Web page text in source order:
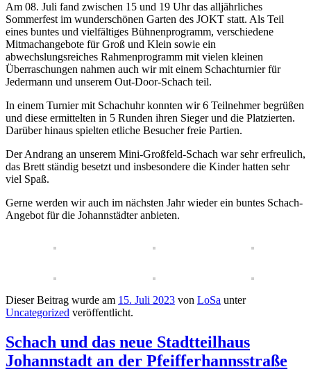
Am 08. Juli fand zwischen 15 und 19 Uhr das alljährliches
Sommerfest im wunderschönen Garten des JOKT statt. Als Teil
eines buntes und vielfältiges Bühnenprogramm, verschiedene
Mitmachangebote für Groß und Klein sowie ein
abwechslungsreiches Rahmenprogramm mit vielen kleinen
Überraschungen nahmen auch wir mit einem Schachturnier für
Jedermann und unserem Out-Door-Schach teil.
In einem Turnier mit Schachuhr konnten wir 6 Teilnehmer begrüßen
und diese ermittelten in 5 Runden ihren Sieger und die Platzierten.
Darüber hinaus spielten etliche Besucher freie Partien.
Der Andrang an unserem Mini-Großfeld-Schach war sehr erfreulich,
das Brett ständig besetzt und insbesondere die Kinder hatten sehr
viel Spaß.
Gerne werden wir auch im nächsten Jahr wieder ein buntes Schach-
Angebot für die Johannstädter anbieten.
Dieser Beitrag wurde am 15. Juli 2023 von LoSa unter
Uncategorized veröffentlicht.
Schach und das neue Stadtteilhaus
Johannstadt an der Pfeifferhannsstraße